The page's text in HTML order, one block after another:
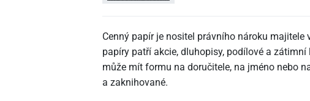
Cenný papír je nositel právního nároku
papíry patří akcie, dluhopisy, podílové a
může mít formu na doručitele, na jméno nebo
a zaknihované.